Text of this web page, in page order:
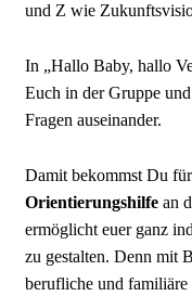
und Z wie
In „Hallo Baby, hallo
Euch in der Gruppe
Fragen auseinander.
Damit bekommst Du
Orientierungshilfean
ermöglicht euer ganz
zu gestalten. Denn mit
berufliche und familiäre